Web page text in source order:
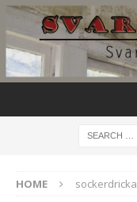
HOME sockerdricka